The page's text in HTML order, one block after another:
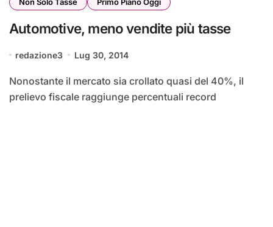
Automotive, meno vendite più tasse
redazione3 Lug 30, 2014
Nonostante il mercato sia crollato quasi del 40%, il
prelievo fiscale raggiunge percentuali record